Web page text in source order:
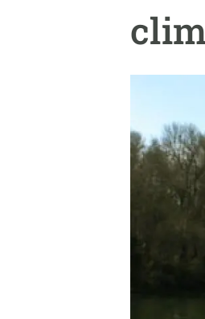
Documentación
NOTICIAS Y AGENDA